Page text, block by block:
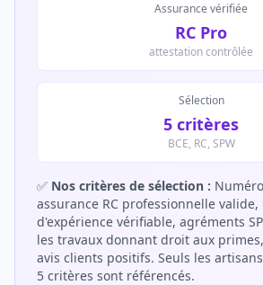
Assurance vérifiée
RC Pro
attestation contrôlée
Sélection
5 critères
BCE, RC, SPW
✅ Nos critères de sélection :
assurance RC professionnelle
d'expérience vérifiable, agréments
les travaux donnant droit aux
avis clients positifs. Seuls les
5 critères sont référencés.